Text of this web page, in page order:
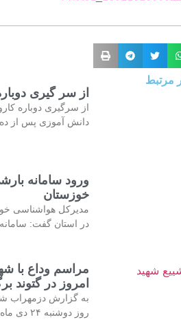
مرتبط
از سر گیری
از سرگیری دوباره
دانش آموزی پس از
ورود سامانه
خوزستان
مدیرکل هواشناسی
در استان گفت:
مراسم وداع با
امروز در گتوند
به گزارش دزمهراب
روز دوشنبه ۲۴ دی ماه بر اثر تیراندازی افراد ناشناس